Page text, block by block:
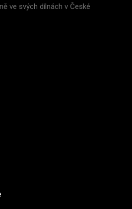
bez rukávů MARK zelená
ve svých dílnách v České